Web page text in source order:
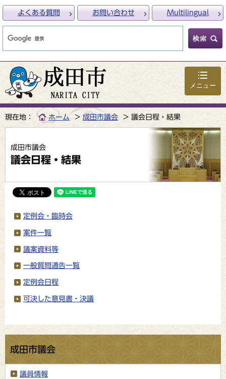
メニュー
よくある質問 お問い合わせ Multilingual
現在地： ホーム 成田市議会 議会日程・結果
成田市議会
議会日程・結果
定例会・臨時会
案件一覧
議案資料等
一般質問通告一覧
定例会日程
可決した意見書・決議
成田市議会
議員情報